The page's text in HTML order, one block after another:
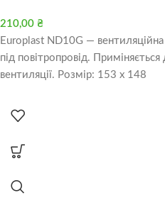
210,00 ₴
Europlast ND10G —
під повітропровід.
вентиляції. Розмір: 153 х 148